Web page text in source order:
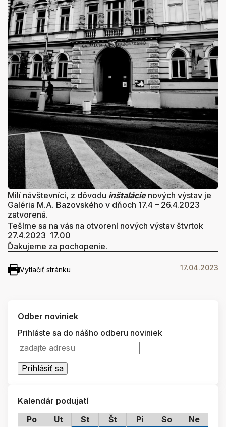
Milí návštevníci, z dôvodu inštalácienových výstav je
Galéria M.A. Bazovského v dňoch 17.4 – 26.4.2023
zatvorená.
Tešíme sa na vás na otvorení nových výstav štvrtok
27.4.2023 17.00
Ďakujeme za pochopenie.
Vytlačiť stránku 17.04.2023
Odber noviniek
Prihláste sa do nášho odberu noviniek
Kalendár podujatí
Po
Ut St Št Pi So Ne